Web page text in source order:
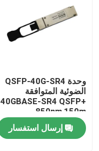
جولة في المعمل
مراقبة الجودة
وحدة QSFP-40G-SR4
الضوئية المتوافقة
40GBASE-SR4 QSFP+
850nm 150m
MTP/MPO
Transceiverإرسال استفسار